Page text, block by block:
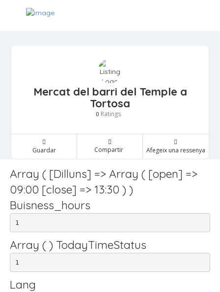
Mercat del barri del Temple a
Tortosa
0 Ratings
Guardar Compartir Afegeix una ressenya
Array ( [Dilluns] => Array ( [open] =>
09:00 [close] => 13:30 ) )
Buisness_hours
1
Array ( ) TodayTimeStatus
1
Lang